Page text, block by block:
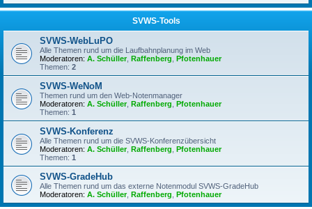
SVWS-Tools
SVWS-WebLuPO
Alle Themen rund um die Laufbahnplanung im Web
Moderatoren: A. Schüller, Raffenberg Pfotenhauer
Themen: 2
SVWS-WeNoM
Themen rund um den Web-Notenmanager
Moderatoren: A. Schüller, Raffenberg Pfotenhauer
Themen: 1
SVWS-Konferenz
Alle Themen rund um die SVWS-Konferenzübersicht
Moderatoren: A. Schüller, Raffenberg Pfotenhauer
Themen: 1
SVWS-GradeHub
Alle Themen rund um das externe Notenmodul SVWS-GradeHub
Moderatoren: A. Schüller, Raffenberg Pfotenhauer